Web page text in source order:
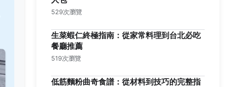
529次瀏覽
生菜蝦仁終極指南：從家常料理到台北必吃
餐廳推薦
519次瀏覽
低筋麵粉曲奇食譜：從材料到技巧的完整指